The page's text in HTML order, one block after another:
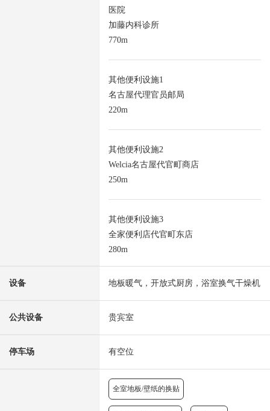
医院
加藤内科诊所
770m
其他便利设施1
名古屋代理官员邮局
220m
其他便利设施2
Welcia名古屋代官町商店
250m
其他便利设施3
全家便利店代官町东店
280m
设备 地板暖气，开放式厨房，浴室换气干燥机
公共设备 贵宾室
停车场 有空位
全室地板/壁纸的换贴